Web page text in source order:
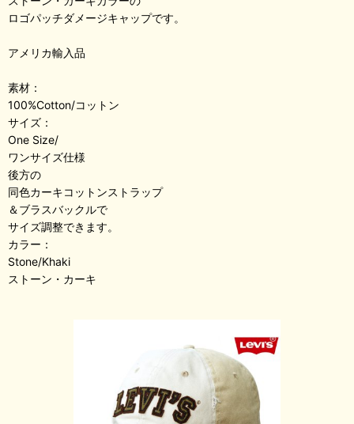
ロゴパッチダメージキャップです。
アメリカ輸入品
素材：
100%Cotton/コットン
サイズ：
One Size/
ワンサイズ仕様
後方の
同色カーキコットンストラップ
＆ブラスバックルで
サイズ調整できます。
カラー：
Stone/Khaki
ストーン・カーキ